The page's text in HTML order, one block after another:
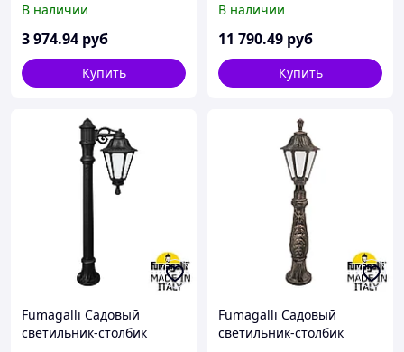
DR1.571.000.AXU1L
В наличии
3 974.94 руб
Купить
E26.162.000.VXF1R
В наличии
11 790.49 руб
Купить
Fumagalli Садовый
светильник-столбик
Fumagalli Садовый
светильник-столбик